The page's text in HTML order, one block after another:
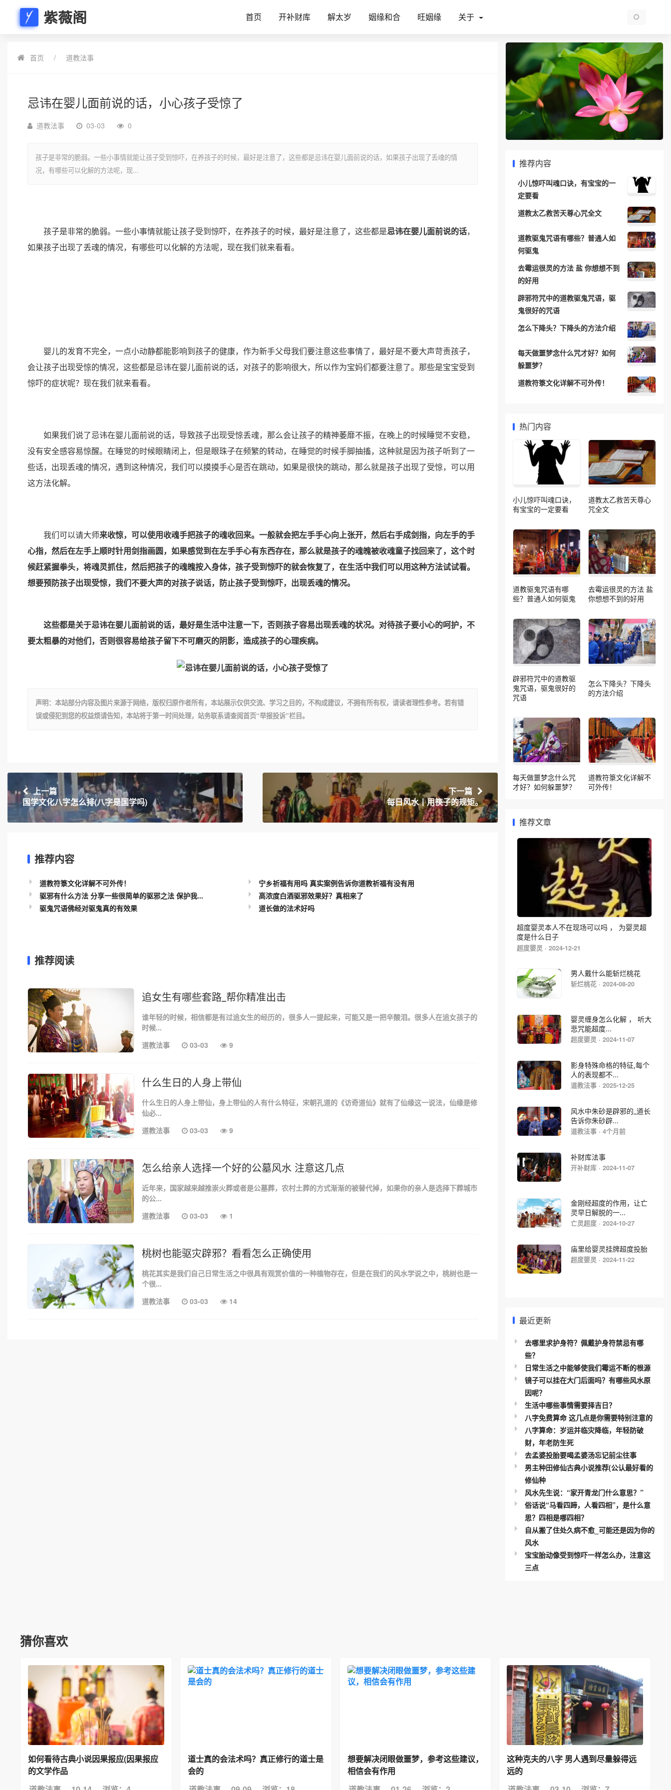
紫薇阁 首页 开补财库 解太岁 姻缘和合 旺姻缘 关于
首页 道教法事
忌讳在婴儿面前说的话，小心孩子受惊了
道教法事 03-03 0
孩子是非常的脆弱。一些小事情就能让孩子受到惊吓，在养孩子的时候，最好是注意了，这些都是忌讳在婴儿面前说的话，如果孩子出现了丢魂的情
况，有哪些可以化解的方法呢，现...
孩子是非常的脆弱。一些小事情就能让孩子受到惊吓，在养孩子的时候，最好是注意了，这些都是忌讳在婴儿面前说的话，
如果孩子出现了丢魂的情况，有哪些可以化解的方法呢，现在我们就来看看。
婴儿的发育不完全，一点小动静都能影响到孩子的健康，作为新手父母我们要注意这些事情了，最好是不要大声苛责孩子，
会让孩子出现受惊的情况，这些都是忌讳在婴儿面前说的话，对孩子的影响很大，所以作为宝妈们都要注意了。那些是宝宝受到
惊吓的症状呢？现在我们就来看看。
如果我们说了忌讳在婴儿面前说的话，导致孩子出现受惊丢魂，那么会让孩子的精神萎靡不振，在晚上的时候睡觉不安稳，
没有安全感容易惊醒。在睡觉的时候眼睛闭上，但是眼珠子在频繁的转动，在睡觉的时候手脚抽搐，这种就是因为孩子听到了一
些话，出现丢魂的情况，遇到这种情况，我们可以摸摸手心是否在跳动，如果是很快的跳动，那么就是孩子出现了受惊，可以用
这方法化解。
我们可以请大师来收惊，可以使用收魂手把孩子的魂收回来。一般就会把左手手心向上张开，然后右手成剑指，向左手的手
心指，然后在左手上顺时针用剑指画圆，如果感觉到在左手手心有东西存在，那么就是孩子的魂魄被收魂童子找回来了，这个时
候赶紧握拳头，将魂灵抓住，然后把孩子的魂魄按入身体，孩子受到惊吓的就会恢复了，在生活中我们可以用这种方法试试看。
想要预防孩子出现受惊，我们不要大声的对孩子说话，防止孩子受到惊吓，出现丢魂的情况。
这些都是关于忌讳在婴儿面前说的话，最好是生活中注意一下，否则孩子容易出现丢魂的状况。对待孩子要小心的呵护，不
要太粗暴的对他们，否则很容易给孩子留下不可磨灭的阴影，造成孩子的心理疾病。
声明：本站部分内容及图片来源于网络，版权归原作者所有，本站展示仅供交流、学习之目的，不构成建议，不拥有所有权，请读者理性参考。若有错
误或侵犯到您的权益烦请告知，本站将于第一时间处理，站务联系请查阅首页“举报投诉”栏目。
上一篇
国学文化八字怎么排(八字是国学吗)
下一篇
每日风水丨用筷子的规矩。
推荐内容
道教符箓文化详解不可外传！
宁乡祈福有用吗 真实案例告诉你道教祈福有没有用
驱邪有什么方法 分享一些很简单的驱邪之法 保护我...
高浓度白酒驱邪效果好？真相来了
驱鬼咒语佛经对驱鬼真的有效果
道长做的法术好吗
推荐阅读
追女生有哪些套路_帮你精准出击
谁年轻的时候，相信都是有过追女生的经历的，很多人一提起来，可能又是一把辛酸泪。很多人在追女孩子的
时候...
道教法事
03-03 9
什么生日的人身上带仙
什么生日的人身上带仙，身上带仙的人有什么特征，宋朝孔道的《访奇道仙》就有了仙缘这一说法，仙缘是修
仙必...
道教法事
03-03 9
怎么给亲人选择一个好的公墓风水 注意这几点
近年来，国家越来越推崇火葬或者是公墓葬，农村土葬的方式渐渐的被替代掉，如果你的亲人是选择下葬城市
的公...
道教法事
03-03 1
桃树也能驱灾辟邪？看看怎么正确使用
桃花其实是我们自己日常生活之中很具有观赏价值的一种植物存在，但是在我们的风水学说之中，桃树也是一
个很...
道教法事
03-03 14
推荐内容
小儿惊吓叫魂口诀，有宝宝的一
定要看
道教太乙救苦天尊心咒全文
道教驱鬼咒语有哪些？普通人如
何驱鬼
去霉运很灵的方法 盐 你想想不到
的好用
辟邪符咒中的道教驱鬼咒语，驱
鬼很好的咒语
怎么下降头？下降头的方法介绍
每天做噩梦念什么咒才好？如何
躲噩梦？
道教符箓文化详解不可外传！
热门内容
小儿惊吓叫魂口诀，
有宝宝的一定要看
道教太乙救苦天尊心
咒全文
道教驱鬼咒语有哪
些？普通人如何驱鬼
去霉运很灵的方法 盐
你想想不到的好用
辟邪符咒中的道教驱
鬼咒语，驱鬼很好的
咒语
怎么下降头？下降头
的方法介绍
每天做噩梦念什么咒
才好？如何躲噩梦？
道教符箓文化详解不
可外传！
推荐文章
超度婴灵本人不在现场可以吗 ， 为婴灵超
度是什么日子
超度婴灵 · 2024-12-21
男人戴什么能斩烂桃花
斩烂桃花 · 2024-08-20
婴灵缠身怎么化解 ， 听大
悲咒能超度...
超度婴灵 · 2024-11-07
影身特殊命格的特征,每个
人的表现都不...
道教法事 · 2025-12-25
风水中朱砂是辟邪的_道长
告诉你朱砂辟...
道教法事 · 4个月前
补财库法事
开补财库 · 2024-11-07
金刚经超度的作用，让亡
灵早日解脱的一...
亡灵超度 · 2024-10-27
庙里给婴灵挂牌超度投胎
超度婴灵 · 2024-11-22
最近更新
去哪里求护身符？佩戴护身符禁忌有哪
些？
日常生活之中能够使我们霉运不断的根源
镜子可以挂在大门后面吗？有哪些风水原
因呢？
生活中哪些事情需要择吉日？
八字免费算命 这几点是你需要特别注意的
八字算命：岁运并临灾降临，年轻防破
财，年老防生死
去孟婆投胎要喝孟婆汤忘记前尘往事
男主种田修仙古典小说推荐(公认最好看的
修仙种
风水先生说：“家开青龙门什么意思？”
俗话说“马看四蹄，人看四相”，是什么意
思？四相是哪四相？
自从搬了住处久病不愈_可能还是因为你的
风水
宝宝胎动像受到惊吓一样怎么办，注意这
三点
猜你喜欢
如何看待古典小说因果报应(因果报应
的文学作品
道士真的会法术吗？真正修行的道士是
会的
想要解决闭眼做噩梦，参考这些建议，
相信会有作用
这种克夫的八字 男人遇到尽量躲得远
远的